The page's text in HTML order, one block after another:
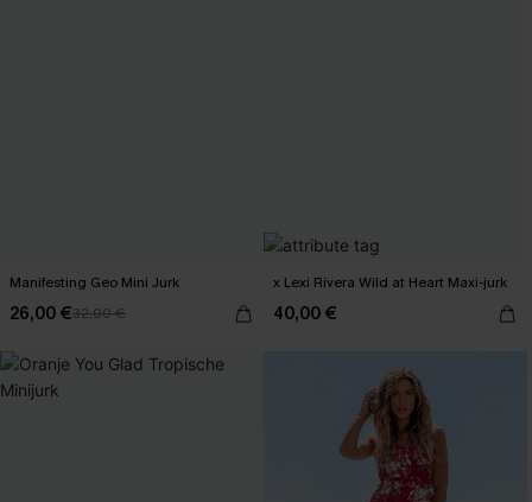
Manifesting Geo Mini Jurk
26,00 €32,00 €
x Lexi Rivera Wild at Heart Maxi-jurk
40,00 €